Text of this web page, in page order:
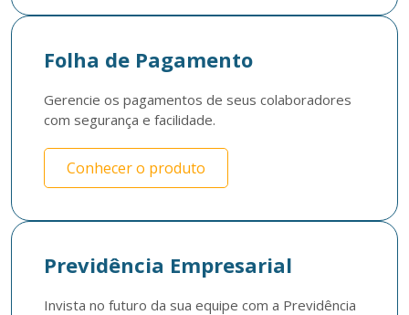
Folha de Pagamento
Gerencie os pagamentos de seus colaboradores
com segurança e facilidade.
Conhecer o produto
Previdência Empresarial
Invista no futuro da sua equipe com a Previdência